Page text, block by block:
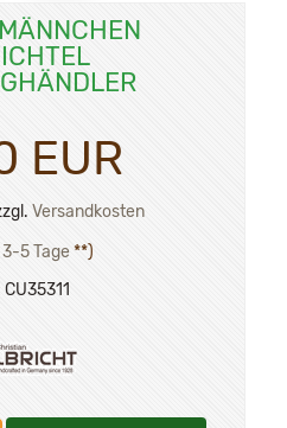
EUR
Versandkosten
3-5 Tage **)
CU35311